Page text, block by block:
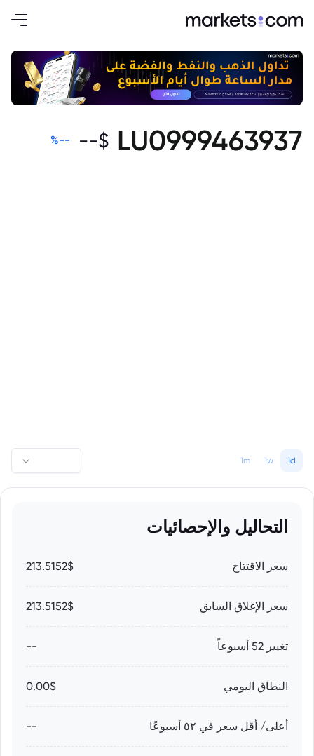
LU0999463937
$
--
--
%
1d
1w
1m
التحاليل والإحصائيات
سعر الاقتتاح 213.5152$
سعر الإغلاق السابق 213.5152$
تغيير 52 أسبوعاً --
النطاق اليومي 0.00$
أعلى/ أقل سعر في ٥٢ أسبوعًا --